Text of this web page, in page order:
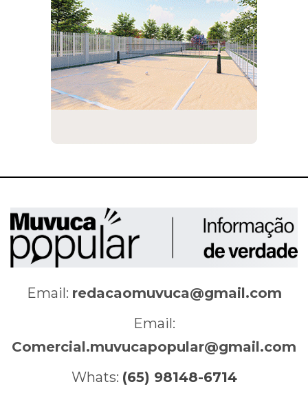
Email: redacaomuvuca@gmail.com
Email:
Comercial.muvucapopular@gmail.com
Whats: (65) 98148-6714